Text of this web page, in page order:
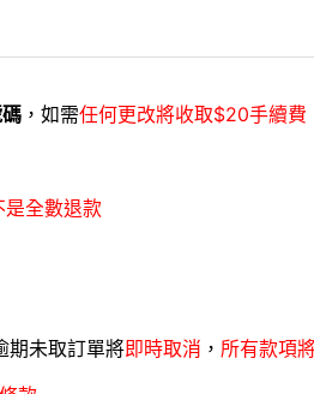
，如需任何更改將收取$20手續費
是全數退款
期未取訂單將即時取消 ， 所有款項